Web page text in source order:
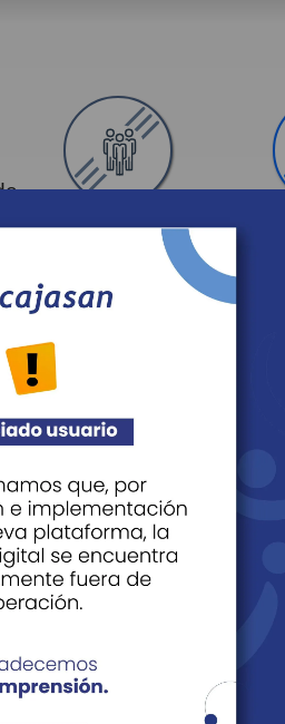
Personas
Agéndate
Cultura